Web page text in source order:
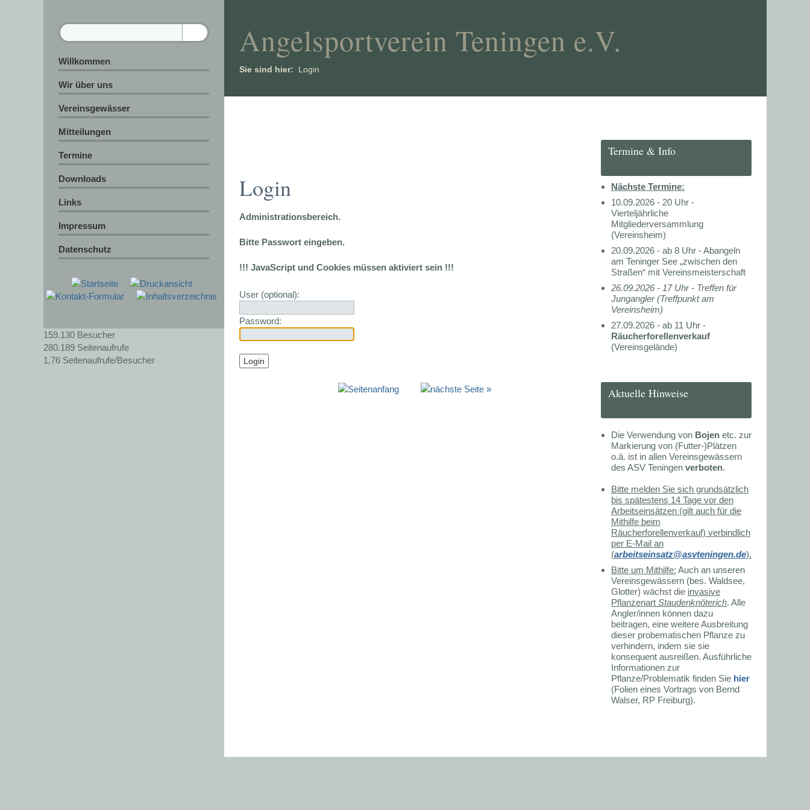
Angelsportverein Teningen e.V.
Sie sind hier: Login
Login
Administrationsbereich.
Bitte Passwort eingeben.
!!! JavaScript und Cookies müssen aktiviert sein !!!
User (optional):
Password:
Termine & Info
Nächste Termine:
10.09.2026 - 20 Uhr -
Vierteljährliche
Mitgliederversammlung
(Vereinsheim)
20.09.2026 - ab 8 Uhr - Abangeln
am Teninger See „zwischen den
Straßen“ mit Vereinsmeisterschaft
26.09.2026 - 17 Uhr - Treffen für
Jungangler (Treffpunkt am
Vereinsheim)
27.09.2026 - ab 11 Uhr -
Räucherforellenverkauf
(Vereinsgelände)
Aktuelle Hinweise
Die Verwendung von Bojen etc. zur
Markierung von (Futter-)Plätzen
o.ä. ist in allen Vereinsgewässern
des ASV Teningen verboten.
Bitte melden Sie sich grundsätzlich
bis spätestens 14 Tage vor den
Arbeitseinsätzen (gilt auch für die
Mithilfe beim
Räucherforellenverkauf) verbindlich
per E-Mail an
(arbeitseinsatz@asvteningen.de).
Bitte um Mithilfe: Auch an unseren
Vereinsgewässern (bes. Waldsee,
Glotter) wächst die invasive
Pflanzenart Staudenknöterich. Alle
Angler/innen können dazu
beitragen, eine weitere Ausbreitung
dieser probematischen Pflanze zu
verhindern, indem sie sie
konsequent ausreißen. Ausführliche
Informationen zur
Pflanze/Problematik finden Sie hier
(Folien eines Vortrags von Bernd
Walser, RP Freiburg).
Willkommen
Wir über uns
Vereinsgewässer
Mitteilungen
Termine
Downloads
Links
Impressum
Datenschutz
159.130 Besucher
280.189 Seitenaufrufe
1,76 Seitenaufrufe/Besucher